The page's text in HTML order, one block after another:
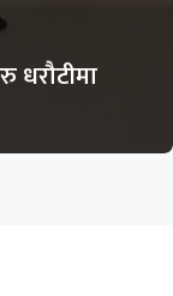
धरौटीमा